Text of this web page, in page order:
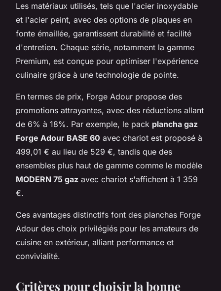
Les matériaux utilisés, tels que l'acier inoxydable
et l'acier peint, avec des options de plaques en
fonte émaillée, garantissent durabilité et facilité
d'entretien. Chaque série, notamment la gamme
Premium, est conçue pour optimiser l'expérience
culinaire grâce à une technologie de pointe.
En termes de prix, Forge Adour propose des
promotions attrayantes, avec des réductions allant
de 6% à 18%. Par exemple, le pack plancha gaz
Forge Adour BASE 60 avec chariot est proposé à
499,01 € au lieu de 529 €, tandis que des
ensembles plus haut de gamme comme le modèle
MODERN 75 gaz avec chariot s'affichent à 1 359
€.
Ces avantages distinctifs font des planchas Forge
Adour des choix privilégiés pour les amateurs de
cuisine en extérieur, alliant performance et
convivialité.
Critères pour choisir la bonne